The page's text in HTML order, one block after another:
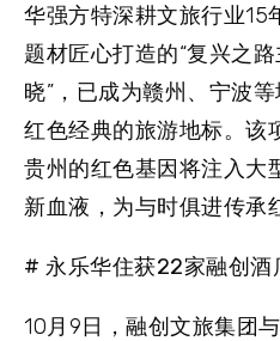
华强方特深耕文旅行业15
题材匠心打造的“复兴之
晓”，已成为赣州、宁波
红色经典的旅游地标。该
贵州的红色基因将注入大
新血液，为与时俱进传承
# 永乐华住获22家融创酒
10月9日，融创文旅集团